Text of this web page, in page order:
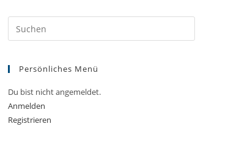
Escape
Persönliches Menü
Du bist nicht angemeldet.
Anmelden
Registrieren